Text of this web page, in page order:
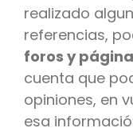
realizado
referencias,
foros y
cuenta que
opiniones, en
esa